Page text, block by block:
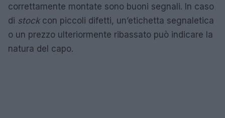
correttamente montate sono buoni segnali. In caso
di stockcon piccoli difetti, un’etichetta segnaletica
o un prezzo ulteriormente ribassato può indicare la
natura del capo.